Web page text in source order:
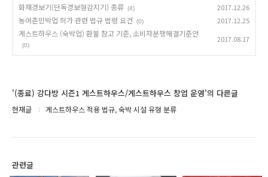
화재경보기(단독경보형감지기) 종류 (4) 2017.12.26
농어촌민박업 허가 관련 법규 법령 요건 (0) 2017.12.25
게스트하우스 (숙박업) 환불 참고 기준, 소비자분쟁해결기준안
(0)
2017.08.17
'(종료) 강다방 시즌1 게스트하우스/게스트하우스 창업 운영'의 다른글
현재글 게스트하우스 적용 법규, 숙박 시설 유형 분류
관련글